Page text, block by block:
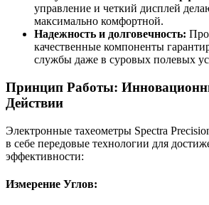
управление и четкий дисплей
максимально комфортной.
Надежность и долговечность:
качественные компоненты
службы даже в суровых полевых
Принцип Работы:
Действии
Электронные тахеометры Spectra
в себе передовые технологии для
эффективности:
Измерение Углов: